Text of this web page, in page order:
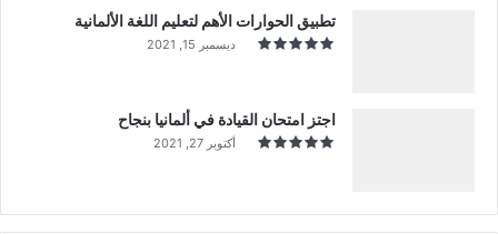
تطبيق الحوارات الأهم لتعليم اللغة الألمانية
ديسمبر 15, 2021
اجتز امتحان القيادة في ألمانيا بنجاح
أكتوبر 27, 2021